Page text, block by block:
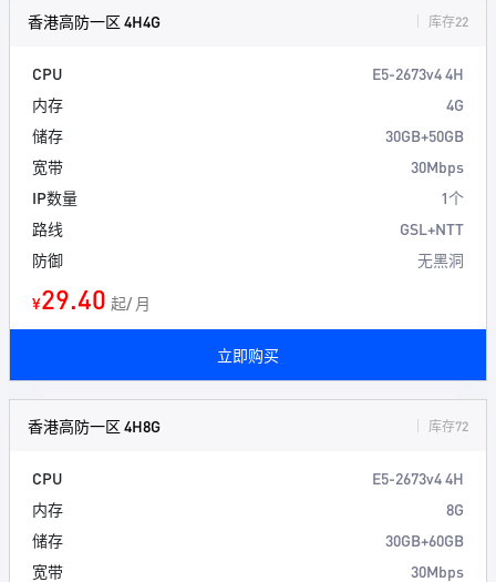
香港高防一区 4H4G 库存22
CPU
E5-2673v4 4H
内存
4G
储存
30GB+50GB
宽带
30Mbps
IP数量
1个
路线
GSL+NTT
防御
无黑洞
¥29.40 起/ 月
立即购买
香港高防一区 4H8G 库存72
CPU
E5-2673v4 4H
内存
8G
储存
30GB+60GB
宽带
30Mbps